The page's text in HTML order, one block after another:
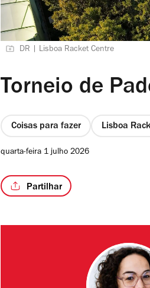
DR | Lisboa Racket Centre
Torneio de
Coisas para fazer Lisboa
quarta-feira 1 julho 2026
Partilhar